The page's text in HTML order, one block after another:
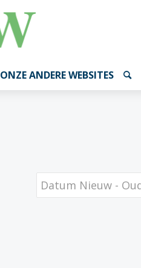
ONZE ANDERE WEBSITES